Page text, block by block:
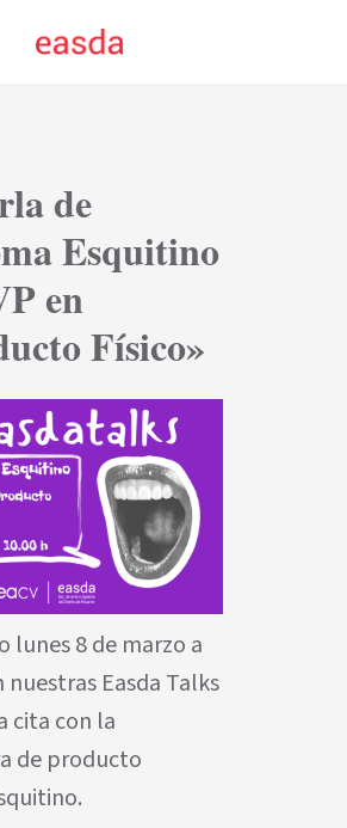
de
Esquitino
en
Físico»
lunes 8 de marzo a
nuestras Easda Talks
cita con la
de producto